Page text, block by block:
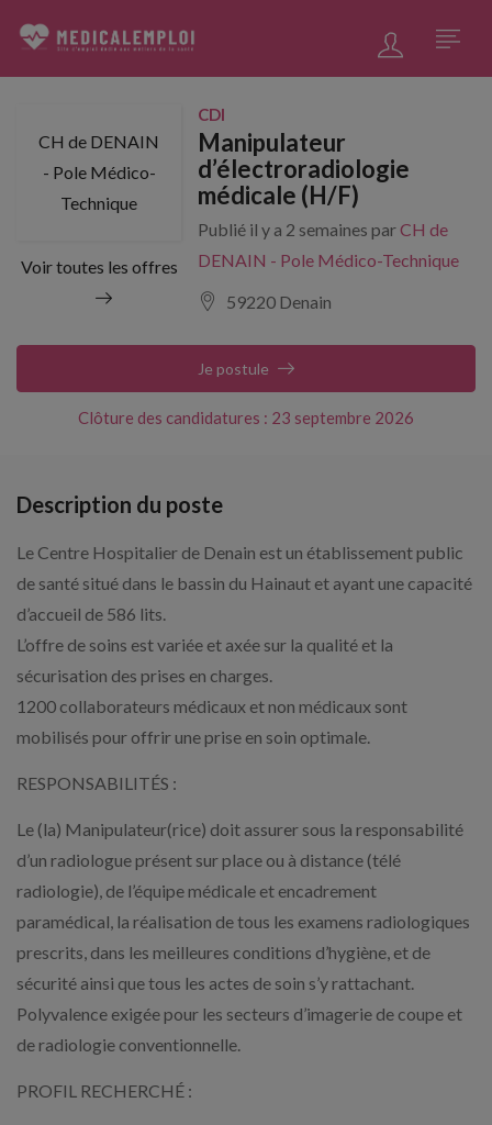
CH de DENAIN
- Pole Médico-
Technique
Voir toutes les offres
CDI
Manipulateur
d’électroradiologie
médicale (H/F)
Publié il y a 2 semaines parCH de
DENAIN - Pole Médico-Technique
59220 Denain
Clôture des candidatures : 23 septembre 2026
Je postule
Description du poste
Le Centre Hospitalier de Denain est un établissement public
de santé situé dans le bassin du Hainaut et ayant une capacité
d’accueil de 586 lits.
L’offre de soins est variée et axée sur la qualité et la
sécurisation des prises en charges.
1200 collaborateurs médicaux et non médicaux sont
mobilisés pour offrir une prise en soin optimale.
RESPONSABILITÉS :
Le (la) Manipulateur(rice) doit assurer sous la responsabilité
d’un radiologue présent sur place ou à distance (télé
radiologie), de l’équipe médicale et encadrement
paramédical, la réalisation de tous les examens radiologiques
prescrits, dans les meilleures conditions d’hygiène, et de
sécurité ainsi que tous les actes de soin s’y rattachant.
Polyvalence exigée pour les secteurs d’imagerie de coupe et
de radiologie conventionnelle.
PROFIL RECHERCHÉ :